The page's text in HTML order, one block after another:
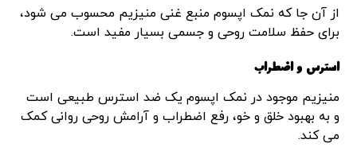
از آن جا که نمک اپسوم منبع غنی منیزیم محسوب می شود،
برای حفظ سلامت روحی و جسمی بسیار مفید است.
استرس و اضطراب
منیزیم موجود در نمک اپسوم یک ضد استرس طبیعی است
و به بهبود خلق و خو، رفع اضطراب و آرامش روحی روانی کمک
می کند.